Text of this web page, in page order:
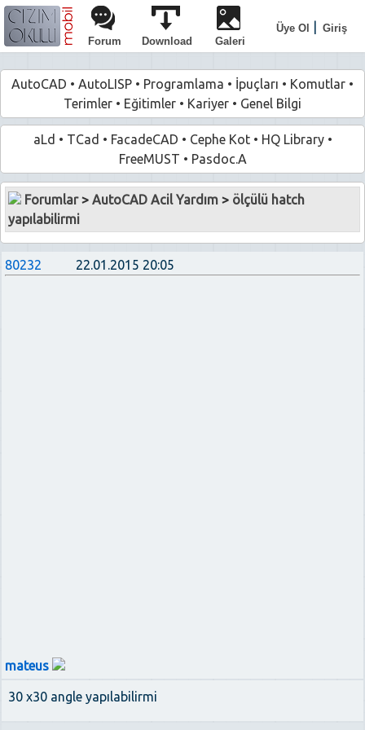
Üye Ol
Giriş
Forum
Download Galeri
AutoCAD • AutoLISP • Programlama • İpuçları • Komutlar •
Terimler • Eğitimler • Kariyer • Genel Bilgi
aLd • TCad • FacadeCAD • Cephe Kot• HQ Library•
FreeMUST • Pasdoc.A
Forumlar>AutoCAD Acil Yardım > ölçülü hatch
yapılabilirmi
80232 22.01.2015 20:05
mateus
30 x30 angle yapılabilirmi